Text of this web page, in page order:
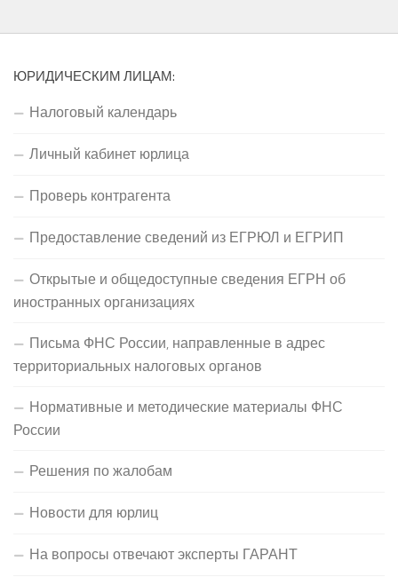
ЮРИДИЧЕСКИМ ЛИЦАМ:
Налоговый календарь
Личный кабинет юрлица
Проверь контрагента
Предоставление сведений из ЕГРЮЛ и ЕГРИП
Открытые и общедоступные сведения ЕГРН об
иностранных организациях
Письма ФНС России, направленные в адрес
территориальных налоговых органов
Нормативные и методические материалы ФНС
России
Решения по жалобам
Новости для юрлиц
На вопросы отвечают эксперты ГАРАНТ